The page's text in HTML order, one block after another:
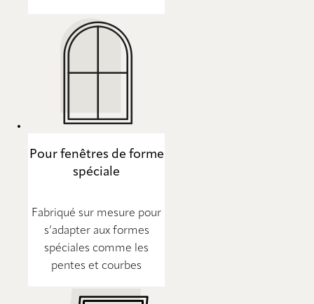
Pour fenêtres de forme
spéciale
Fabriqué sur mesure pour
s’adapter aux formes
spéciales comme les
pentes et courbes